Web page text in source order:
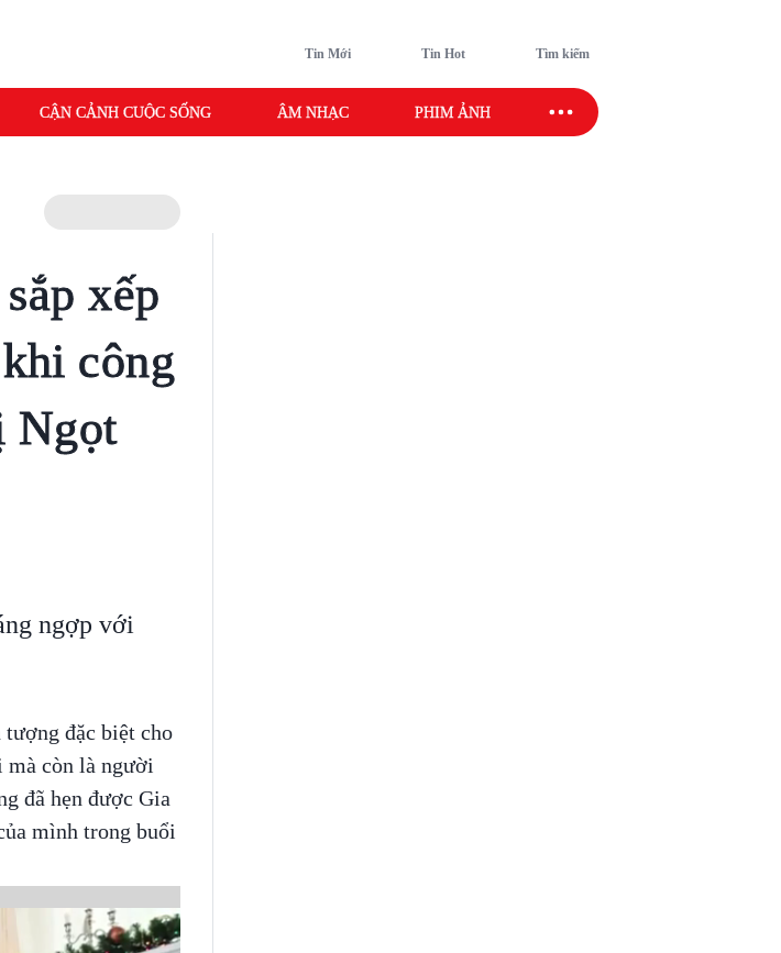
Tin Mới Tin Hot Tìm kiếm
CẬN CẢNH CUỘC SỐNG ÂM NHẠC PHIM ẢNH SAO SPORT
xếp
công
Ngọt
ngợp với
đặc biệt cho
còn là người
đã hẹn được Gia
mình trong buổi